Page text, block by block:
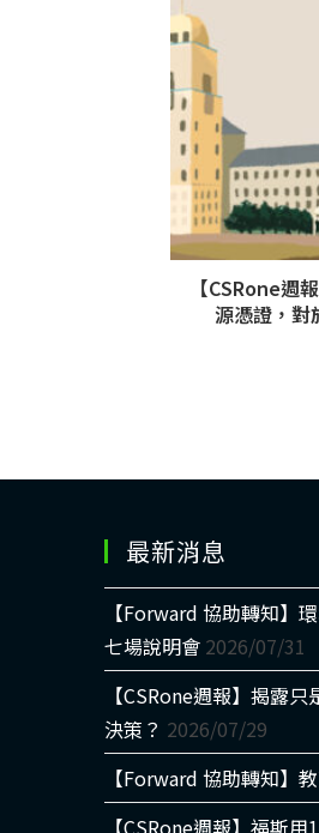
【CSRone週報
源憑證，對
最新消息
【Forward 協助轉知】
七場說明會 2026/07/31
【CSRone週報】揭露
決策？ 2026/07/29
【Forward 協助轉知】
【CSRone週報】福斯